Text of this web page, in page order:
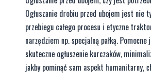
Ogłuszanie drobiu przed ubojem jest nie
przebiegu całego procesu i etyczne
narzędziem np. specjalną pałką.
skuteczne ogłuszenie kurczaków,
jakby pominąć sam aspekt humanitarny,